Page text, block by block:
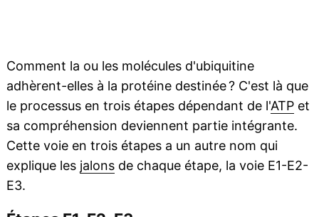
Comment la ou les molécules d'ubiquitine
adhèrent-elles à la protéine destinée ? C'est là que
le processus en trois étapes dépendant de l'ATPet
sa compréhension deviennent partie intégrante.
Cette voie en trois étapes a un autre nom qui
explique les jalonsde chaque étape, la voie E1-E2-
E3.